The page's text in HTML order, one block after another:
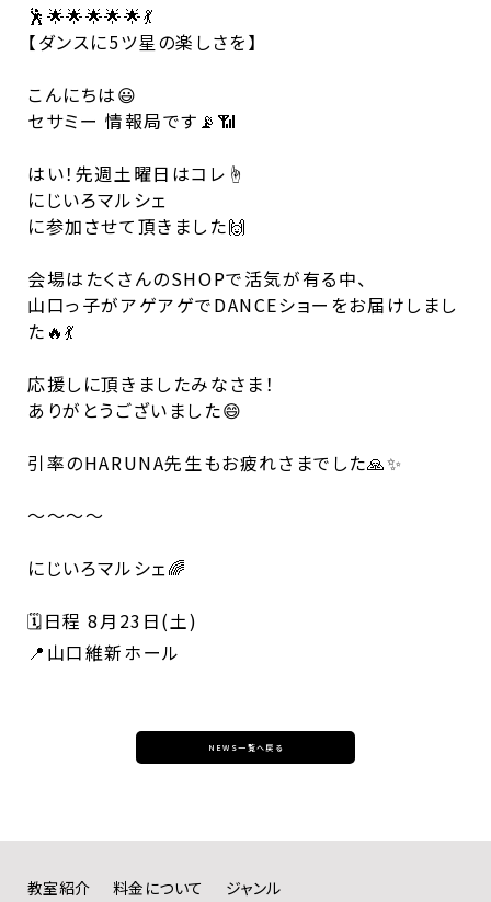
🕺🌟🌟🌟🌟🌟💃
【ダンスに5ツ星の楽しさを】
こんにちは😃
セサミー 情報局です📡📶
はい！先週土曜日はコレ☝️
にじいろマルシェ
に参加させて頂きました🙌
会場はたくさんのSHOPで活気が有る中、
山口っ子がアゲアゲでDANCEショーをお届けしまし
た🔥💃
応援しに頂きましたみなさま！
ありがとうございました😄
引率のHARUNA先生もお疲れさまでした🙏✨
〜〜〜〜
にじいろマルシェ🌈
🗓️日程 8月23日(土)
📍山口維新ホール
NEWS一覧へ戻る
教室紹介 料金について ジャンル